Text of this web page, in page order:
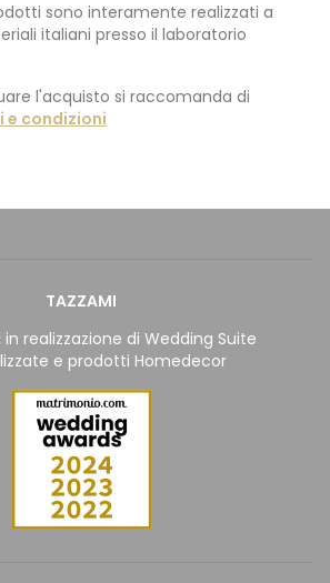
sono interamente realizzati a
italiani presso il laboratorio
l'acquisto si raccomanda di
e condizioni
TAZZAMI
in realizzazione di Wedding Suite
e prodotti Homedecor